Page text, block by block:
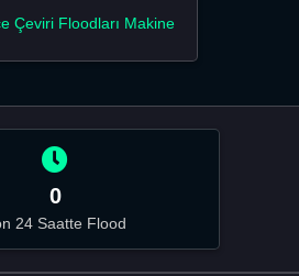
Çeviri Floodları Makine
0
24 Saatte Flood